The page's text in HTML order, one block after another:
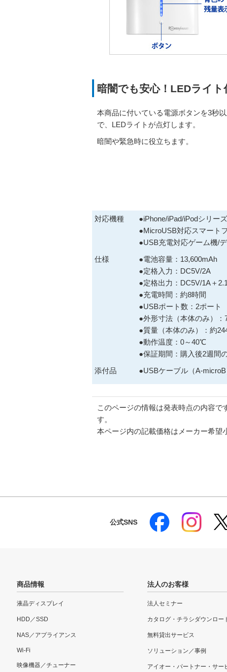
暗闇でも安心！LEDライト
本商品に付いている電源ボタンを3秒
で、LEDライトが点灯します。
暗闇や緊急時に役立ちます。
対応機種
●iPhone/iPad/iPodシリーズ
●MicroUSB対応スマート
●USB充電対応ゲーム機/
仕様
●電池容量：13,600mAh
●定格入力：DC5V/2A
●定格出力：DC5V/1A＋
●充電時間：約8時間
●USBポート数：2ポート
●外形寸法（本体のみ）
●質量（本体のみ）：約
●動作温度：0～40℃
●保証期間：購入後2週間
添付品
●USBケーブル（A-
このページの情報は発表時点の内容で
す。
本ページ内の記載価格はメーカー希望
公式SNS
商品情報
液晶ディスプレイ
HDD／SSD
NAS／アプライアンス
Wi-Fi
映像機器／チューナー
法人のお客様
法人セミナー
カタログ・チラシダウンロー
無料貸出サービス
ソリューション／事例
アイオー・パートナー・サー